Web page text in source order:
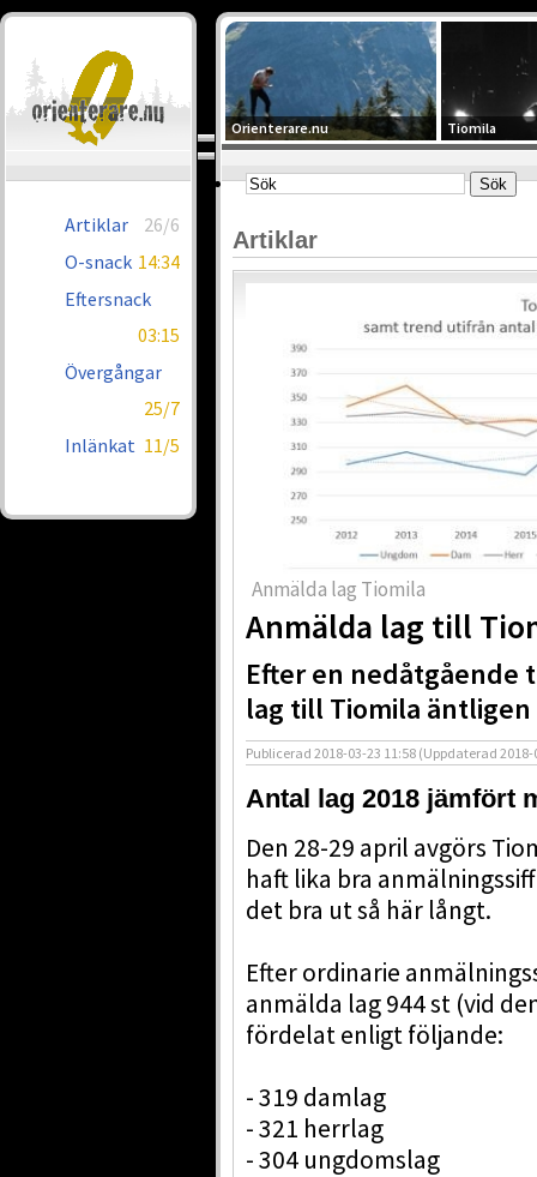
Artiklar
26/6
O-snack 14:34
Eftersnack
03:15
Övergångar
25/7
Inlänkat 11/5
Orienterare.nu Tiomila
Artiklar
Anmälda lag Tiomila
Anmälda lag till
Efter en nedåtgående
lag till Tiomila
Publicerad 2018-03-23 11:58 (Uppdaterad 2018-
Antal lag 2018 jämfört
Den 28-29 april avgörs
haft lika bra
det bra ut så här långt.
Efter ordinarie
anmälda lag 944 st (vid
fördelat enligt följande:
- 319 damlag
- 321 herrlag
- 304 ungdomslag